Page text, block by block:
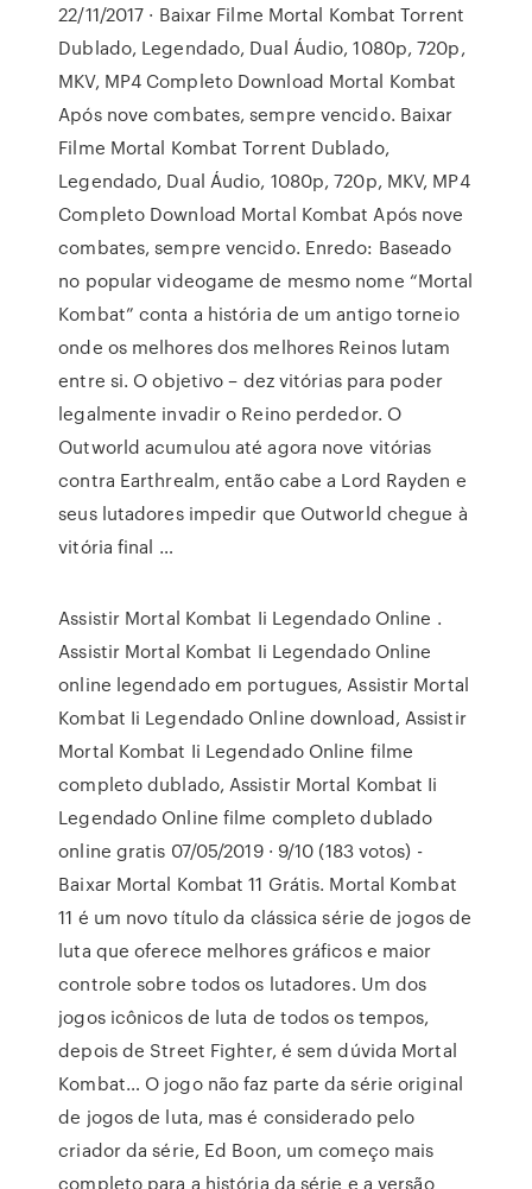
22/11/2017 · Baixar Filme Mortal Kombat Torrent
Dublado, Legendado, Dual Áudio, 1080p, 720p,
MKV, MP4 Completo Download Mortal Kombat
Após nove combates, sempre vencido. Baixar
Filme Mortal Kombat Torrent Dublado,
Legendado, Dual Áudio, 1080p, 720p, MKV, MP4
Completo Download Mortal Kombat Após nove
combates, sempre vencido. Enredo: Baseado
no popular videogame de mesmo nome “Mortal
Kombat” conta a história de um antigo torneio
onde os melhores dos melhores Reinos lutam
entre si. O objetivo – dez vitórias para poder
legalmente invadir o Reino perdedor. O
Outworld acumulou até agora nove vitórias
contra Earthrealm, então cabe a Lord Rayden e
seus lutadores impedir que Outworld chegue à
vitória final …
Assistir Mortal Kombat Ii Legendado Online .
Assistir Mortal Kombat Ii Legendado Online
online legendado em portugues, Assistir Mortal
Kombat Ii Legendado Online download, Assistir
Mortal Kombat Ii Legendado Online filme
completo dublado, Assistir Mortal Kombat Ii
Legendado Online filme completo dublado
online gratis 07/05/2019 · 9/10 (183 votos) -
Baixar Mortal Kombat 11 Grátis. Mortal Kombat
11 é um novo título da clássica série de jogos de
luta que oferece melhores gráficos e maior
controle sobre todos os lutadores. Um dos
jogos icônicos de luta de todos os tempos,
depois de Street Fighter, é sem dúvida Mortal
Kombat… O jogo não faz parte da série original
de jogos de luta, mas é considerado pelo
criador da série, Ed Boon, um começo mais
completo para a história da série e a versão